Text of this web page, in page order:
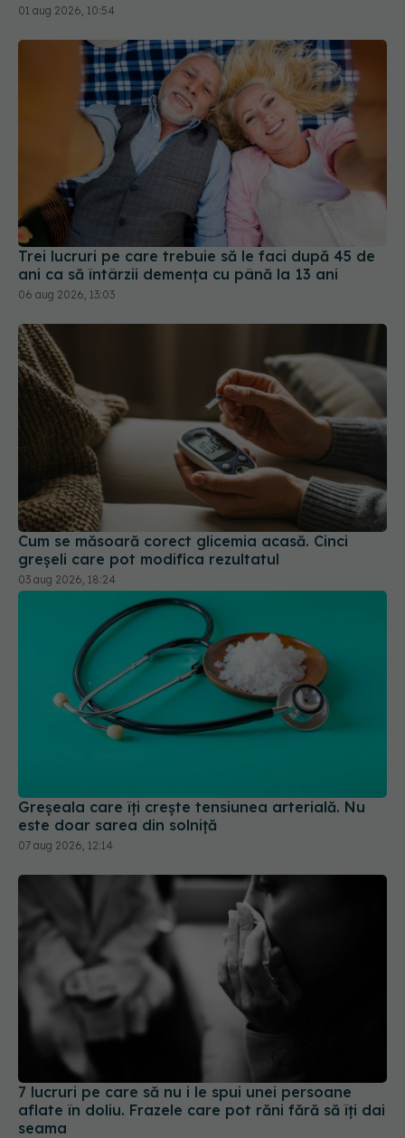
01 aug 2026, 10:54
Trei lucruri pe care trebuie să le faci după 45 de
ani ca să întârzii demența cu până la 13 ani
06 aug 2026, 13:03
Cum se măsoară corect glicemia acasă. Cinci
greșeli care pot modifica rezultatul
03 aug 2026, 18:24
Greșeala care îți crește tensiunea arterială. Nu
este doar sarea din solniță
07 aug 2026, 12:14
7 lucruri pe care să nu i le spui unei persoane
aflate în doliu. Frazele care pot răni fără să îți dai
seama